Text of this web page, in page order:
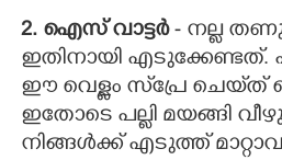
2. ഐസ് വാട്ടർ- നല്ല
ഇതിനായി എടുക്കേണ്ടത്.
ഈ വെള്ളം സ്‌പ്രേ
ഇതോടെ പല്ലി മയങ്ങി
നിങ്ങൾക്ക് എടുത്ത്